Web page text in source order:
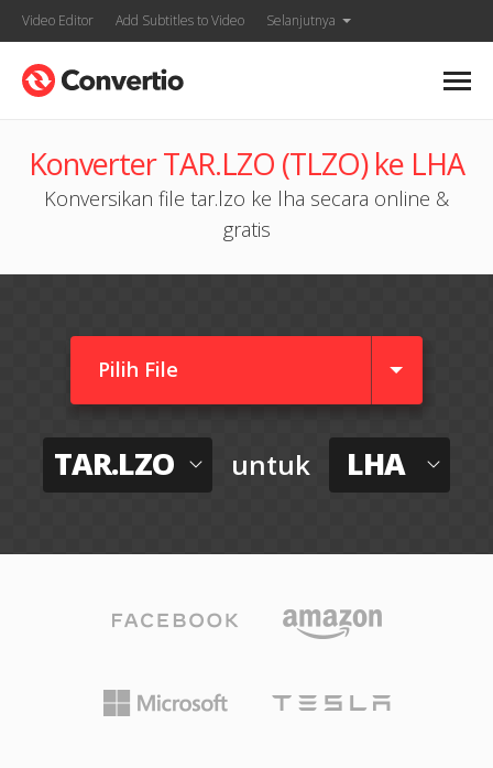
Video Editor Add Subtitles to Video Selanjutnya
Konverter TAR.LZO (TLZO) ke LHA
Konversikan file tar.lzo ke lha secara online &
gratis
Pilih File
TAR.LZO untuk LHA